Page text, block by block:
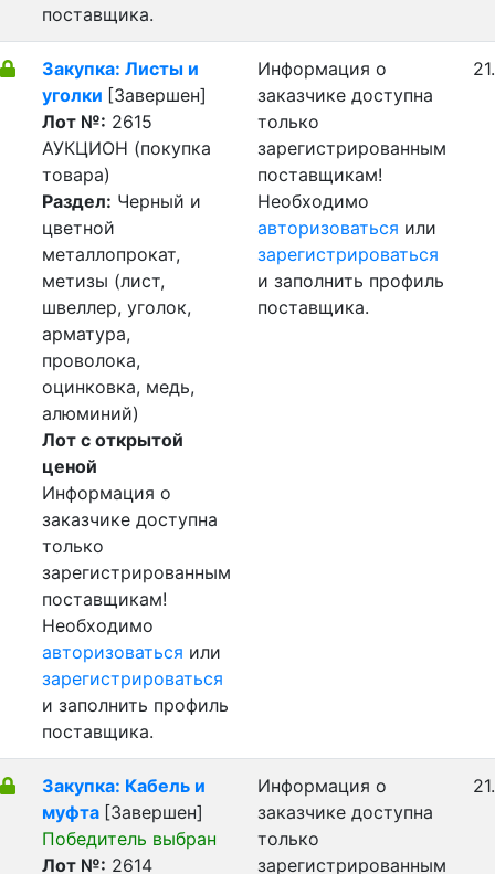
поставщика.
Закупка: Листы и
уголки [Завершен]
Лот №: 2615
АУКЦИОН (покупка
товара)
Раздел: Черный и
цветной
металлопрокат,
метизы (лист,
швеллер, уголок,
арматура,
проволока,
оцинковка, медь,
алюминий)
Лот с открытой
ценой
Информация о
заказчике доступна
только
зарегистрированным
поставщикам!
Необходимо
авторизоваться или
зарегистрироваться
и заполнить профиль
поставщика.
Информация о
заказчике доступна
только
зарегистрированным
поставщикам!
Необходимо
авторизоваться или
зарегистрироваться
и заполнить профиль
поставщика.
Закупка: Кабель и
муфта [Завершен]
Победитель выбран
Лот №: 2614
Информация о
заказчике доступна
только
зарегистрированным